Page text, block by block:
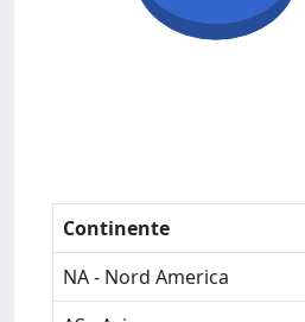
Continente
NA - Nord America